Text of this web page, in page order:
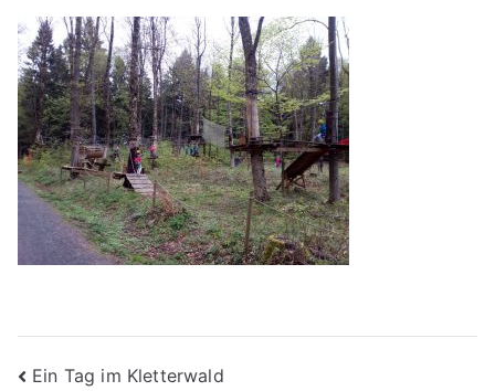
Beitragsnavigation
Ein Tag im Kletterwald